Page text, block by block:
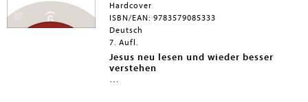
Hardcover
ISBN/EAN: 9783579085333
Deutsch
7. Aufl.
Jesus neu lesen und wieder besser
verstehen